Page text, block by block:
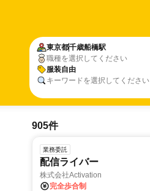
東京都千歳船橋駅
職種を選択してください
服装自由
キーワードを選択してください
905件
業務委託
配信ライバー
株式会社Activation
完全歩合制